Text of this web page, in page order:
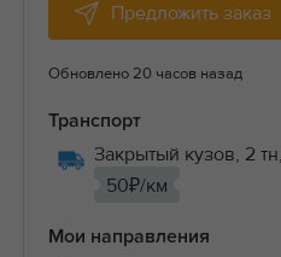
Предложить заказ
Обновлено 20 часов назад
Транспорт
Закрытый кузов, 2
50₽/км
Мои направления